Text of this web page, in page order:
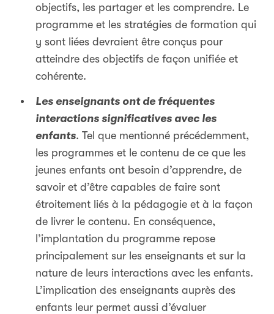
objectifs, les partager et les comprendre. Le
programme et les stratégies de formation qui
y sont liées devraient être conçus pour
atteindre des objectifs de façon unifiée et
cohérente.
Les enseignants ont de fréquentes
interactions significatives avec les
enfants. Tel que mentionné précédemment,
les programmes et le contenu de ce que les
jeunes enfants ont besoin d’apprendre, de
savoir et d’être capables de faire sont
étroitement liés à la pédagogie et à la façon
de livrer le contenu. En conséquence,
l’implantation du programme repose
principalement sur les enseignants et sur la
nature de leurs interactions avec les enfants.
L’implication des enseignants auprès des
enfants leur permet aussi d’évaluer